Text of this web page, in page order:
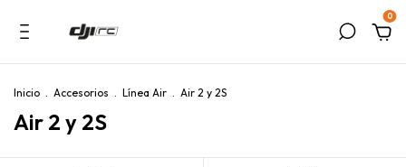
0
Inicio . Accesorios . Línea Air . Air 2 y 2S
Air 2 y 2S